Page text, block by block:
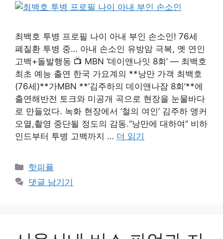
최백호 투병 프로필 나이 아내 부인 손소인! 76세
폐질환 투병 중… 아내 손소인 유방암 극복, 옛 연인
고백+돌발행동 📺 MBN ‘데이앤나잇 8회’ — 최백호
최초 예능 출연 한국 가요계의 **낭만 가객 최백호
(76세)**가MBN **’김주하의 데이앤나잠 8회’**에
출연해반전 토크와 미공개 곡으로 현장을 눈물바다
로 만들었다. 녹화 현장에서 ‘철의 여인’ 김주하 앵커
오열,촬영 중단될 정도의 감동.“낭만에 대하여” 비하
인드부터 투병 고백까지 … 더 읽기
카
테
고
핫피플
댓글 남기기